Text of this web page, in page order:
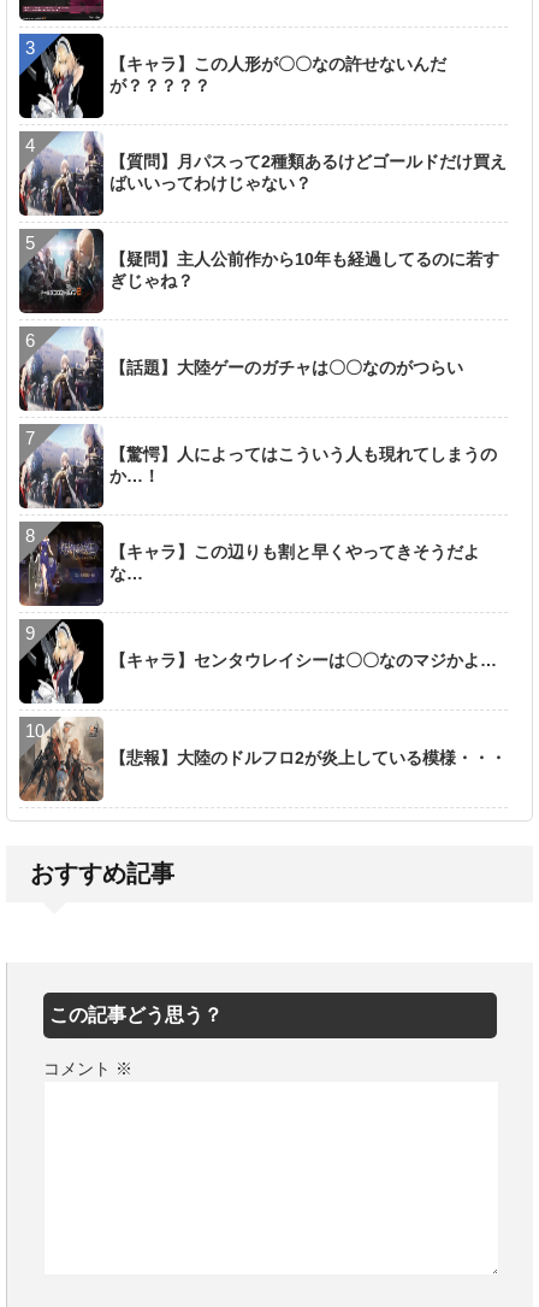
【キャラ】この人形が〇〇なの許せないんだ
が？？？？？
【質問】月パスって2種類あるけどゴールドだけ買え
ばいいってわけじゃない？
【疑問】主人公前作から10年も経過してるのに若す
ぎじゃね？
【話題】大陸ゲーのガチャは〇〇なのがつらい
【驚愕】人によってはこういう人も現れてしまうの
か…！
【キャラ】この辺りも割と早くやってきそうだよ
な…
【キャラ】センタウレイシーは〇〇なのマジかよ…
【悲報】大陸のドルフロ2が炎上している模様・・・
おすすめ記事
この記事どう思う？
コメント ※